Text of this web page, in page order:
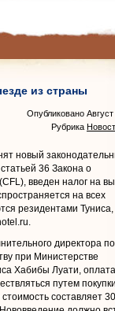
из страны
Опубликовано
Рубрика
новый
36 Закона о
введен налог на
на всех
резидентами Туниса,
директора по
при Министерстве
Хабибы Луати, оплата
путем
составляет 30